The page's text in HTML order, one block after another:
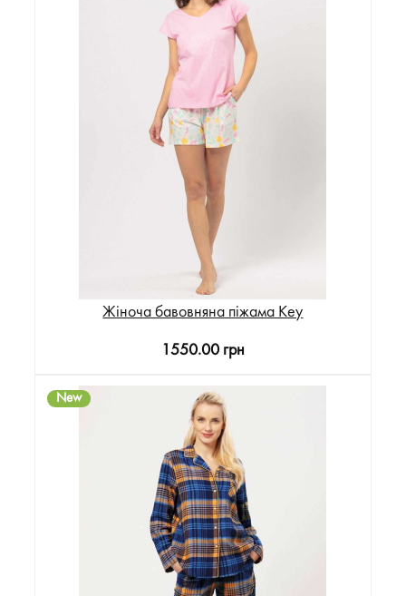
Жіноча бавовняна піжама Key
1550.00 грн
New